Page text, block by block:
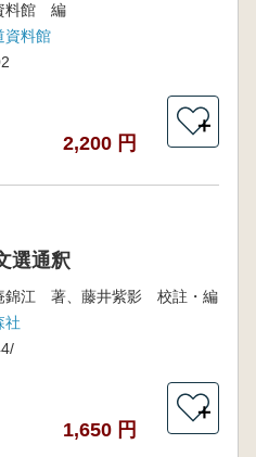
料館 編
資料館
2,200 円
＋
選通釈
錦江 著、藤井紫影 校註・編
社
1,650 円
＋